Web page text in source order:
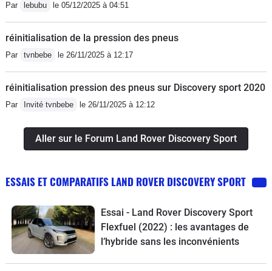
Par lebubu le 05/12/2025 à 04:51
réinitialisation de la pression des pneus
Par tvnbebe le 26/11/2025 à 12:17
réinitialisation pression des pneus sur Discovery sport 2020
Par Invité tvnbebe le 26/11/2025 à 12:12
Aller sur le Forum Land Rover Discovery Sport
ESSAIS ET COMPARATIFS LAND ROVER DISCOVERY SPORT
Essai - Land Rover Discovery Sport
Flexfuel (2022) : les avantages de
l’hybride sans les inconvénients